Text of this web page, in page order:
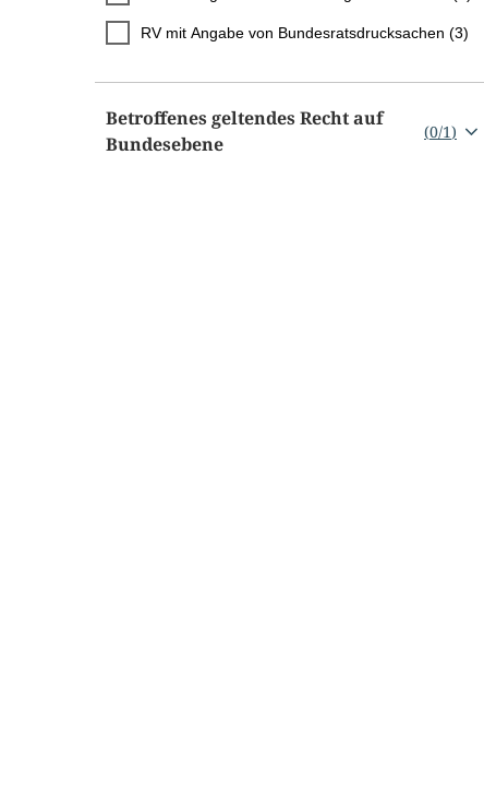
RV mit Angabe von Bundesratsdrucksachen (3)
Betroffenes geltendes Recht auf
Bundesebene
(0/1)